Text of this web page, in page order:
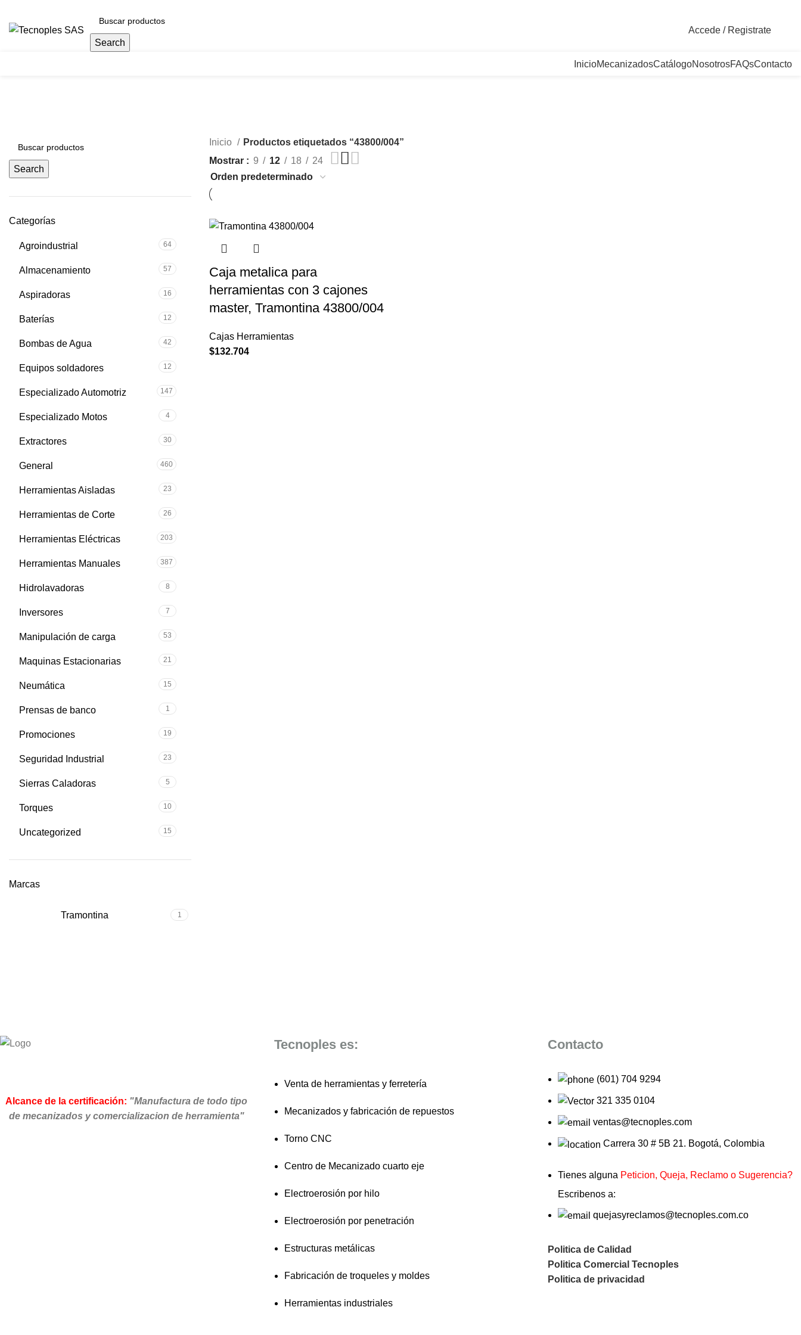
Search
Accede / Registrate
InicioMecanizadosCatálogoNosotrosFAQsContacto
Search
Categorías
Agroindustrial 64
Almacenamiento 57
Aspiradoras 16
Baterías 12
Bombas de Agua 42
Equipos soldadores 12
Especializado Automotriz 147
Especializado Motos 4
Extractores 30
General 460
Herramientas Aisladas 23
Herramientas de Corte 26
Herramientas Eléctricas 203
Herramientas Manuales 387
Hidrolavadoras 8
Inversores 7
Manipulación de carga 53
Maquinas Estacionarias 21
Neumática 15
Prensas de banco 1
Promociones 19
Seguridad Industrial 23
Sierras Caladoras 5
Torques 10
Uncategorized 15
Marcas
Tramontina 1
Inicio
Productos etiquetados “43800/004”
Mostrar
9 12 18 24
Caja metalica para
herramientas con 3 cajones
master, Tramontina 43800/004
Cajas Herramientas
$132.704
Alcance de la certificación: "Manufactura de todo tipo
de mecanizados y comercializacion de herramienta"
Tecnoples es:
Venta de herramientas y ferretería
Mecanizados y fabricación de repuestos
Torno CNC
Centro de Mecanizado cuarto eje
Electroerosión por hilo
Electroerosión por penetración
Estructuras metálicas
Fabricación de troqueles y moldes
Herramientas industriales
Contacto
(601) 704 9294
321 335 0104
ventas@tecnoples.com
Carrera 30 # 5B 21. Bogotá, Colombia
Tienes alguna Peticion, Queja, Reclamo o Sugerencia?
Escribenos a:
quejasyreclamos@tecnoples.com.co
Politica de Calidad
Politica Comercial Tecnoples
Politica de privacidad